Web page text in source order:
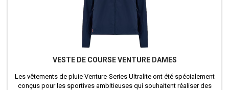
VESTE DE COURSE VENTURE DAMES
Les vêtements de pluie Venture-Series Ultralite ont été spécialement
conçus pour les sportives ambitieuses qui souhaitent réaliser des